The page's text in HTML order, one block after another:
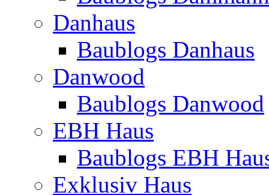
Danhaus
Baublogs Danhaus
Danwood
Baublogs Danwood
EBH Haus
Baublogs EBH
Exklusiv Haus